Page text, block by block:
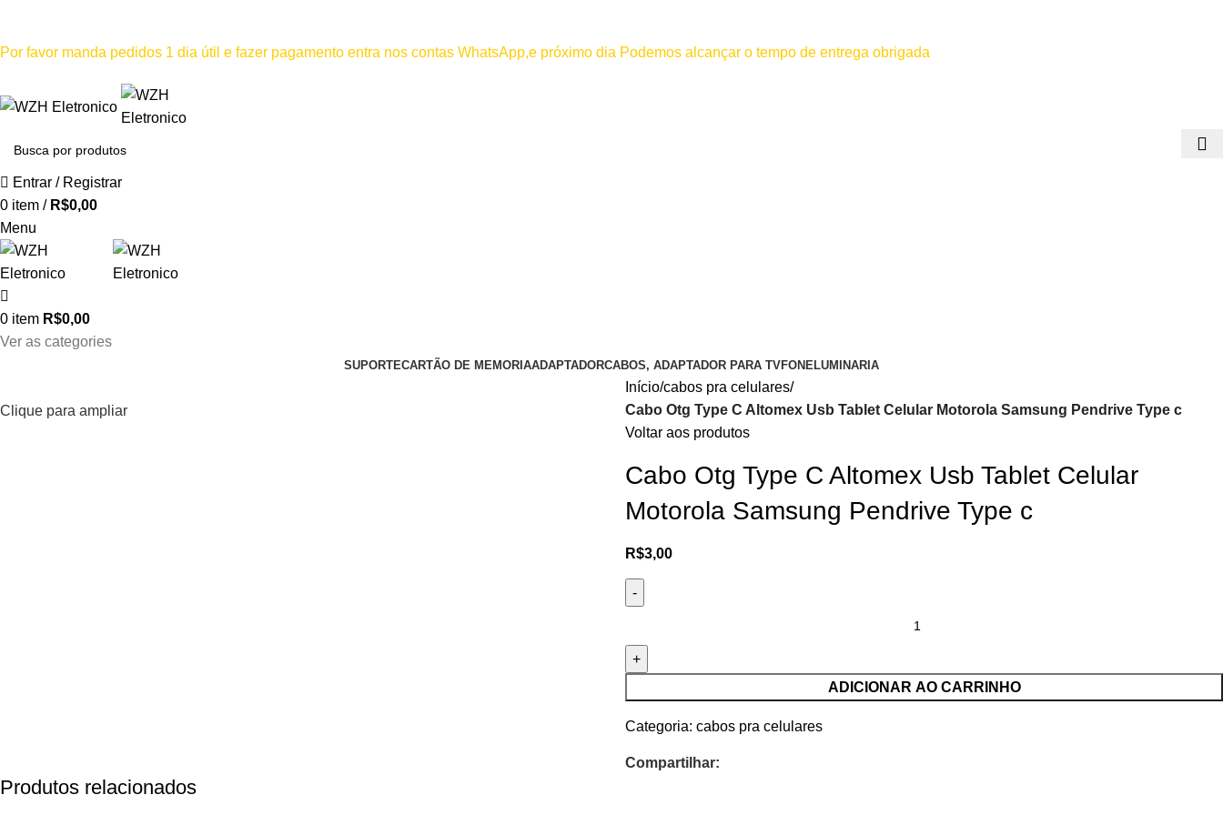
Por favor manda pedidos 1 dia útil e fazer pagamento entra nos contas WhatsApp,e próximo dia Podemos alcançar o tempo de entrega obrigada
Entrar / Registrar
0 item / R$0,00
Menu
0 item R$0,00
Ver as categories
SUPORTECARTÃO DE MEMORIAADAPTADORCABOS, ADAPTADOR PARA TVFONELUMINARIA
Clique para ampliar
Início cabos pra celulares
Cabo Otg Type C Altomex Usb Tablet Celular Motorola Samsung Pendrive Type c
Voltar aos produtos
Cabo Otg Type C Altomex Usb Tablet Celular
Motorola Samsung Pendrive Type c
R$3,00
ADICIONAR AO CARRINHO
Categoria: cabos pra celulares
Compartilhar:
Produtos relacionados